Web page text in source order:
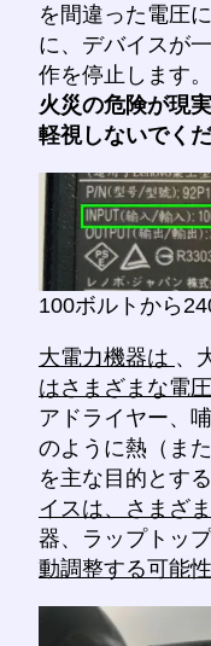
を間違った電圧
に、デバイスが
作を停止します
火災の危険が現
軽視しないでく
100ボルトから
大電力機器は 、
はさまざまな電
アドライヤー、
のように熱（ま
を主な目的とす
イスは、さまざ
器、ラップトッ
動調整する可能